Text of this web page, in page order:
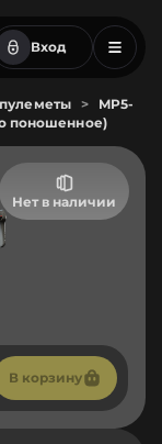
Вход
>
MP5-
поношенное)
Нет в наличии
В корзину